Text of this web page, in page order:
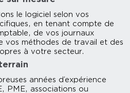
le logiciel selon vos
en tenant compte de
de vos journaux
vos méthodes de travail et des
à votre secteur.
années d’expérience
PME, associations ou